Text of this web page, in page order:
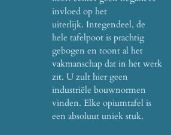
invloed op het
uiterlijk. Integendeel, de
hele tafelpoot is prachtig
gebogen en toont al het
vakmanschap dat in het werk
zit. U zult hier geen
industriële bouwnormen
vinden. Elke opiumtafel is
een absoluut uniek stuk.